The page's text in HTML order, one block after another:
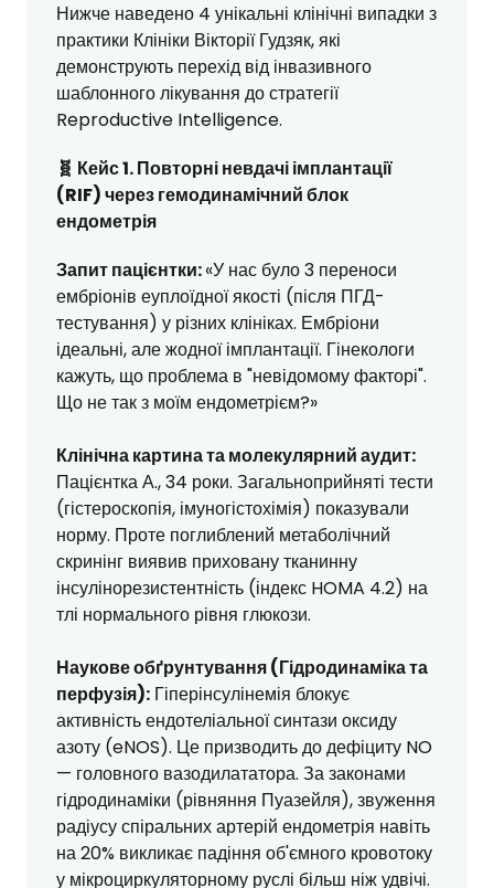
Нижче наведено 4 унікальні клінічні випадки з
практики Клініки Вікторії Гудзяк, які
демонструють перехід від інвазивного
шаблонного лікування до стратегії
Reproductive Intelligence.
🧬 Кейс 1. Повторні невдачі імплантації
(RIF) через гемодинамічний блок
ендометрія
Запит пацієнтки:«У нас було 3 переноси
ембріонів еуплоїдної якості (після ПГД-
тестування) у різних клініках. Ембріони
ідеальні, але жодної імплантації. Гінекологи
кажуть, що проблема в "невідомому факторі".
Що не так з моїм ендометрієм?»
Клінічна картина та молекулярний аудит:
Пацієнтка А., 34 роки. Загальноприйняті тести
(гістероскопія, імуногістохімія) показували
норму. Проте поглиблений метаболічний
скринінг виявив приховану тканинну
інсулінорезистентність (індекс HOMA 4.2) на
тлі нормального рівня глюкози.
Наукове обґрунтування (Гідродинаміка та
перфузія): Гіперінсулінемія блокує
активність ендотеліальної синтази оксиду
азоту (eNOS). Це призводить до дефіциту NO
— головного вазодилататора. За законами
гідродинаміки (рівняння Пуазейля), звуження
радіусу спіральних артерій ендометрія навіть
на 20% викликає падіння об'ємного кровотоку
у мікроциркуляторному руслі більш ніж удвічі.